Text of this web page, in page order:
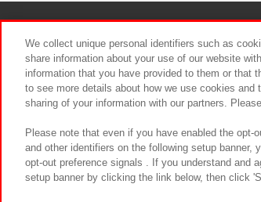
We collect unique personal identifiers such as
share information about your use of our website
information that you have provided to them or
to see more details about how we use cookies
sharing of your information with our partners.
Please note that even if you have enabled the
and other identifiers on the following setup
opt-out preference signals . If you understand and
setup banner by clicking the link below, then click